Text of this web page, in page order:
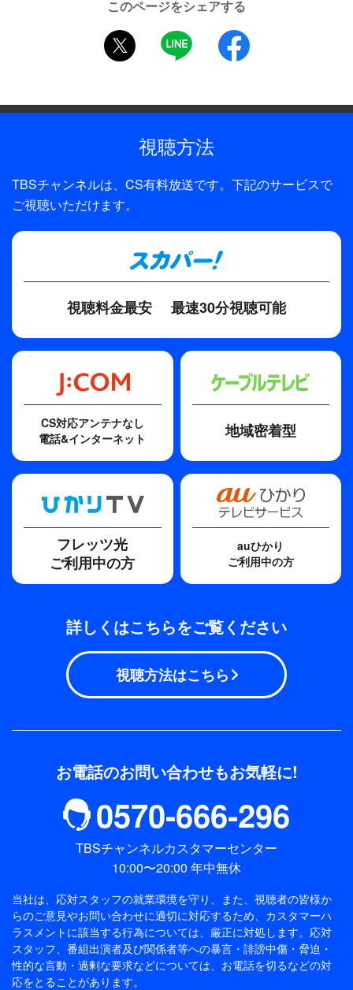
子（稲垣未泉）がふさぎこんでいた。留治が心配し
て尋ねると、手さげ袋をお母さんに作ってもらえと
先生から言われたという。展子がさびしい思いをし
ないよう、ボロの背広をつぎはぎし、留治は夜なべ
付き合いのあった高澤和子（松たか子）との再婚を
全話数
TBS
石井ふく子
ディレクター・監督
原作
遠藤展子
黒土三男
このページをシェアする
twitter
LINE
視聴方法
TBSチャンネルは、CS有料放送です。下記のサービスで
ご視聴いただけます。
視聴料金最安 最速30分視聴可能
CS対応アンテナなし
電話&インターネット
地域密着型
フレッツ光
ご利用中の方
auひかり
ご利用中の方
詳しくはこちらをご覧ください
視聴方法はこちら
お電話のお問い合わせもお気軽に!
0570-666-296
TBSチャンネルカスタマーセンター
10:00〜20:00 年中無休
当社は、応対スタッフの就業環境を守り、また、視聴者の皆様か
らのご意見やお問い合わせに適切に対応するため、 カスタマーハ
ラスメントに該当する行為については、厳正に対処します。応対
スタッフ、番組出演者及び関係者等への暴言・誹謗中傷・脅迫・
性的な言動・過剰な要求などについては、お電話を切るなどの対
応をとることがあります。